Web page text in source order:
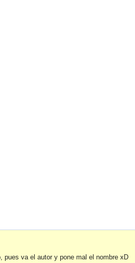
pues va el autor y pone mal el nombre xD